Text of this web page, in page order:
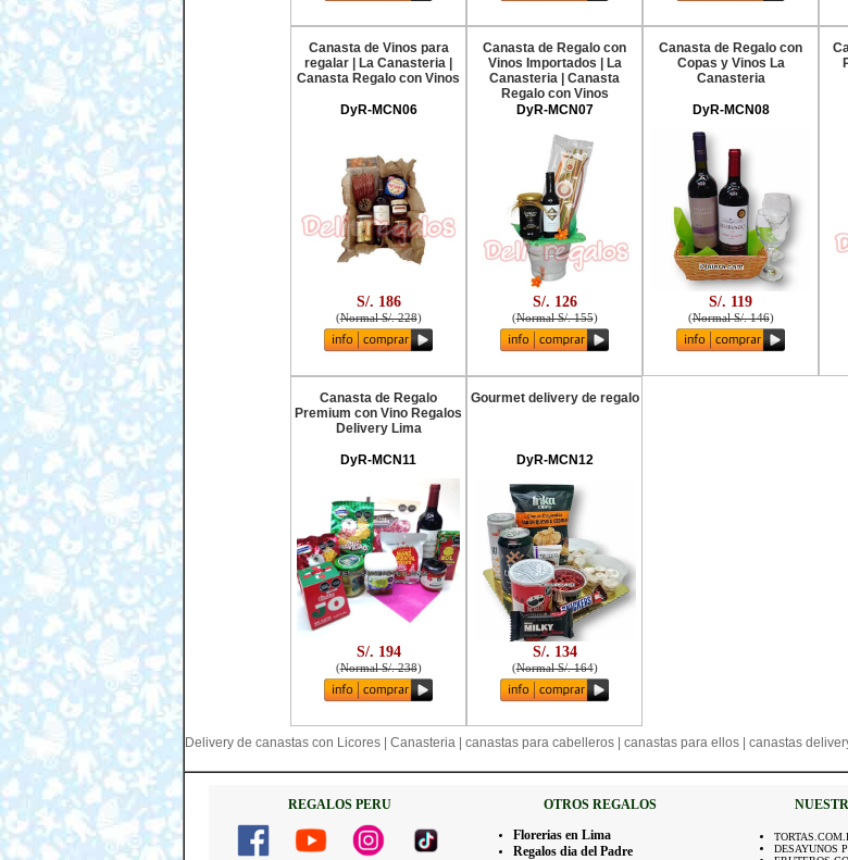
Canasta de Vinos para
regalar | La Canasteria |
Canasta Regalo con Vinos
DyR-MCN06
S/. 186
(Normal S/. 228)
Canasta de Regalo con
Vinos Importados | La
Canasteria | Canasta
Regalo con Vinos
DyR-MCN07
S/. 126
(Normal S/. 155)
Canasta de Regalo con
Copas y Vinos La
Canasteria
DyR-MCN08
S/. 119
(Normal S/. 146)
Canasta de Regalo
Premium con Vino Regalos
Delivery Lima
DyR-MCN11
S/. 194
(Normal S/. 238)
Gourmet delivery de regalo
DyR-MCN12
S/. 134
(Normal S/. 164)
Delivery de canastas con Licores | Canasteria | canastas para cabelleros | canastas para ellos | canastas
REGALOS PERU OTROS REGALOS
Florerias en Lima
Regalos dia del Padre
DESAYUNOS